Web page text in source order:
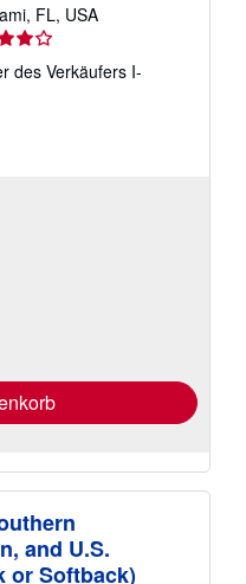
FL, USA
des Verkäufers I-
and U.S.
or Softback)